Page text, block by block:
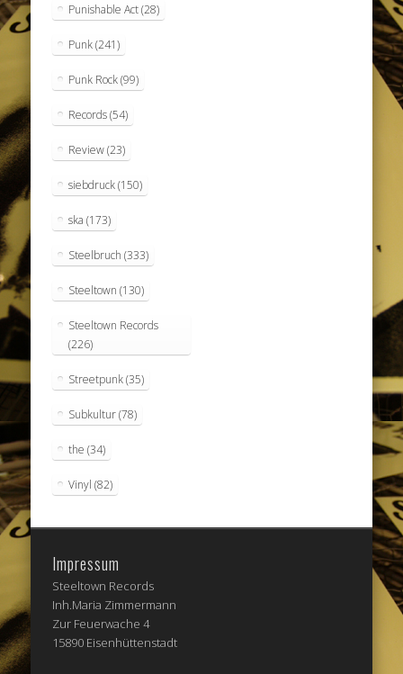
Punishable Act(28)
Punk(241)
Punk Rock(99)
Records(54)
Review(23)
siebdruck(150)
ska (173)
Steelbruch (333)
Steeltown (130)
Steeltown Records
(226)
Streetpunk(35)
Subkultur(78)
the (34)
Vinyl (82)
Impressum
Steeltown Records
Inh.Maria Zimmermann
Zur Feuerwache 4
15890 Eisenhüttenstadt